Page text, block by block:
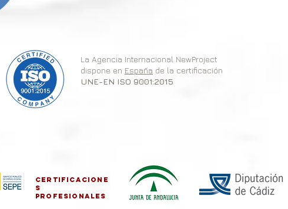
La Agencia Internacional NewProject
dispone en España de la certificación
UNE-EN ISO 9001:2015
CERTIFICACIONE
S
PROFESIONALES